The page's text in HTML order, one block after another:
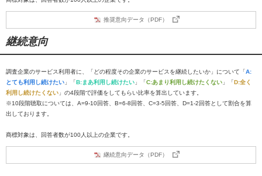
推奨意向データ（PDF）
継続意向
調査企業のサービス利用者に、「どの程度その企業のサービスを継続したいか」について「A:
とても利用し続けたい 」「B:まあ利用し続けたい 」「C:あまり利用し続けたくない 」「D:全く
利用し続けたくない 」の4段階で評価をしてもらい比率を算出しています。
※10段階聴取については、A=9-10回答、B=6-8回答、C=3-5回答、D=1-2回答として割合を算
出しております。
商標対象は、回答者数が100人以上の企業です。
継続意向データ（PDF）